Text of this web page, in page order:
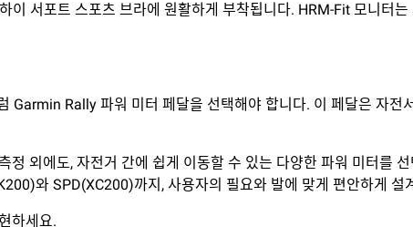
서포트 스포츠 브라에 원활하게 부착됩니다. HRM-Fit 모니터
Garmin Rally 파워 미터 페달을 선택해야 합니다. 이 페달은 자전
외에도, 자전거 간에 쉽게 이동할 수 있는 다양한 파워 미터를
와 SPD(XC200)까지, 사용자의 필요와 발에 맞게 편안하게 설
하세요.